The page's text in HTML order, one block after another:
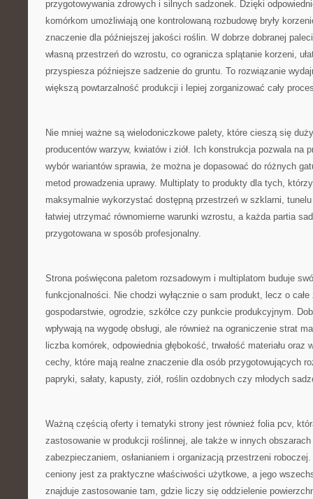
przygotowywania zdrowych i silnych sadzonek. Dzięki
komórkom umożliwiają one kontrolowaną rozbudowę bryły
znaczenie dla późniejszej jakości roślin. W dobrze dobranej
własną przestrzeń do wzrostu, co ogranicza splątanie korzeni,
przyspiesza późniejsze sadzenie do gruntu. To rozwiązanie
większą powtarzalność produkcji i lepiej zorganizować cały
Nie mniej ważne są wielodoniczkowe palety, które cieszą się
producentów warzyw, kwiatów i ziół. Ich konstrukcja pozwala na
wybór wariantów sprawia, że można je dopasować do różnych
metod prowadzenia uprawy. Multiplaty to produkty dla tych,
maksymalnie wykorzystać dostępną przestrzeń w szklarni,
łatwiej utrzymać równomierne warunki wzrostu, a każda partia
przygotowana w sposób profesjonalny.
Strona poświęcona paletom rozsadowym i multiplatom buduje
funkcjonalności. Nie chodzi wyłącznie o sam produkt, lecz o
gospodarstwie, ogrodzie, szkółce czy punkcie produkcyjnym.
wpływają na wygodę obsługi, ale również na ograniczenie strat
liczba komórek, odpowiednia głębokość, trwałość materiału oraz
cechy, które mają realne znaczenie dla osób przygotowujących
papryki, sałaty, kapusty, ziół, roślin ozdobnych czy młodych
Ważną częścią oferty i tematyki strony jest również folia pcv,
zastosowanie w produkcji roślinnej, ale także w innych
zabezpieczaniem, osłanianiem i organizacją przestrzeni roboczej.
ceniony jest za praktyczne właściwości użytkowe, a jego
znajduje zastosowanie tam, gdzie liczy się oddzielenie